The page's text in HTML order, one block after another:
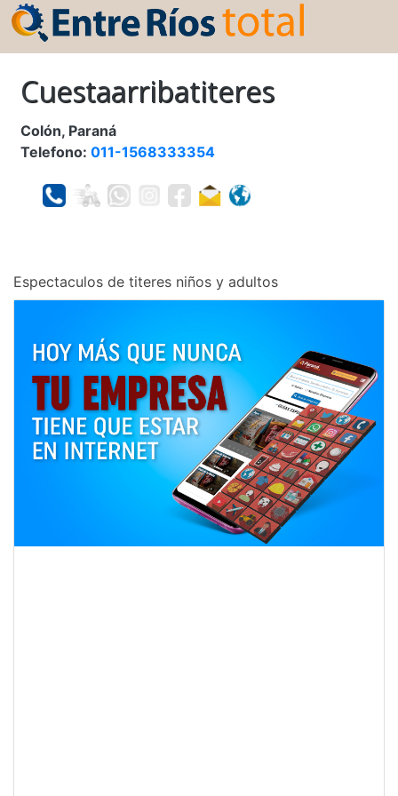
Cuestaarribatiteres
Colón, Paraná
Telefono: 011-1568333354
Espectaculos de titeres niños y adultos